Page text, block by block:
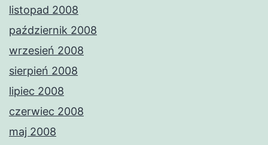
listopad 2008
październik 2008
wrzesień 2008
sierpień 2008
lipiec 2008
czerwiec 2008
maj 2008